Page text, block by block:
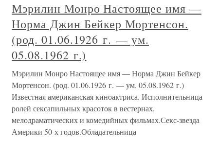
Мэрилин Монро Настоящее имя —
Норма Джин Бейкер Мортенсон.
(род. 01.06.1926 г. — ум.
05.08.1962 г.)
Мэрилин Монро Настоящее имя — Норма Джин Бейкер
Мортенсон. (род. 01.06.1926 г. — ум. 05.08.1962 г.)
Известная американская киноактриса. Исполнительница
ролей сексапильных красоток в вестернах,
мелодраматических и комедийных фильмах.Секс-звезда
Америки 50-х годов.Обладательница